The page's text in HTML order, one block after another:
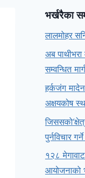
भर्खरैका
लालमोहर
अब
सम्वन्धित
हर्कजंग
अक्षयकोष
पुर्नविचार
१२८
आयोजनाको